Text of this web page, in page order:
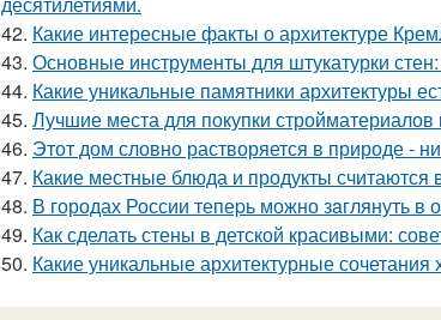
42. Какие интересные факты о архитектуре
43. Основные инструменты для штукатурки
44. Какие уникальные памятники архитектуры
45. Лучшие места для покупки
46. Этот дом словно растворяется в природе -
47. Какие местные блюда и продукты считаются
48. В городах России тепеpь можно зaглянуть в
49. Как сделать стены в детской красивыми:
50. Какие уникальные архитектурные